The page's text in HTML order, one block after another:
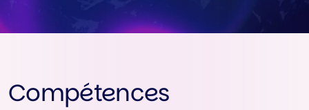
Compétences